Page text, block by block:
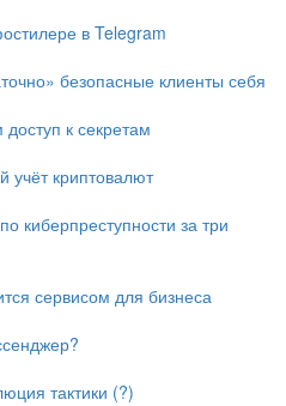
в Telegram
безопасные клиенты себя
к секретам
учёт криптовалют
киберпреступности за три
сервисом для бизнеса
тактики (?)